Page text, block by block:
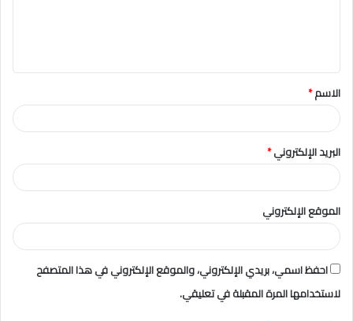
ق
*
الاسم*
البريد الإلكتروني*
الموقع الإلكتروني
احفظ اسمي، بريدي الإلكتروني، والموقع الإلكتروني في هذا المتصفح
لاستخدامها المرة المقبلة في تعليقي.